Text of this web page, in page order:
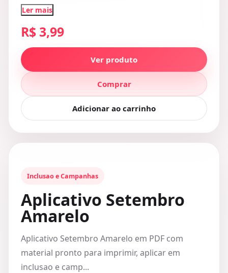
Ler mais
R$ 3,99
Ver produto
Comprar
Adicionar ao carrinho
Inclusao e Campanhas
Aplicativo Setembro
Amarelo
Aplicativo Setembro Amarelo em PDF com
material pronto para imprimir, aplicar em
inclusao e camp...